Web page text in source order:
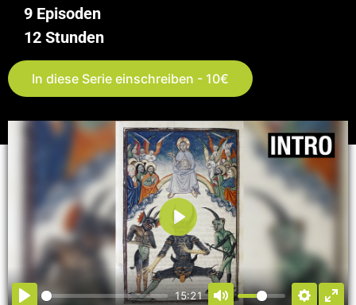
9 Episoden
12 Stunden
In diese Serie einschreiben - 10€
15:21
Abspielen